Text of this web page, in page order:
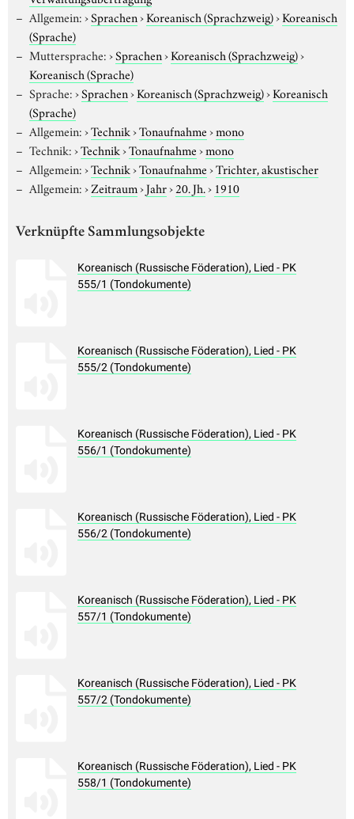
Allgemein:›Sprachen›Koreanisch (Sprachzweig)›Koreanisch
(Sprache)
Muttersprache:›Sprachen›Koreanisch (Sprachzweig)›
Koreanisch (Sprache)
Sprache:›Sprachen›Koreanisch (Sprachzweig)›Koreanisch
(Sprache)
Allgemein:›Technik›Tonaufnahme›mono
Technik:›Technik›Tonaufnahme›mono
Allgemein:›Technik›Tonaufnahme›Trichter, akustischer
Allgemein:›Zeitraum›Jahr›20. Jh.› 1910
Verknüpfte Sammlungsobjekte
Koreanisch (Russische Föderation), Lied - PK
555/1 (Tondokumente)
Koreanisch (Russische Föderation), Lied - PK
555/2 (Tondokumente)
Koreanisch (Russische Föderation), Lied - PK
556/1 (Tondokumente)
Koreanisch (Russische Föderation), Lied - PK
556/2 (Tondokumente)
Koreanisch (Russische Föderation), Lied - PK
557/1 (Tondokumente)
Koreanisch (Russische Föderation), Lied - PK
557/2 (Tondokumente)
Koreanisch (Russische Föderation), Lied - PK
558/1 (Tondokumente)